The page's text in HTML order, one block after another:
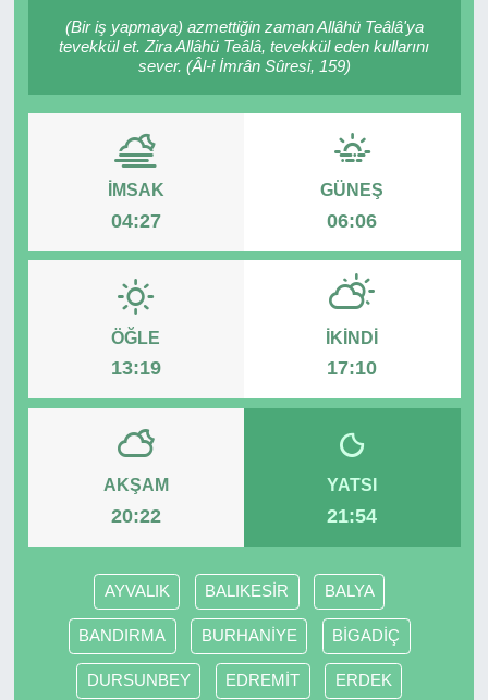
(Bir iş yapmaya) azmettiğin zaman Allâhü Teâlâ'ya
tevekkül et. Zira Allâhü Teâlâ, tevekkül eden kullarını
sever. (Âl-i İmrân Sûresi, 159)
İMSAK
04:27
GÜNEŞ
06:06
ÖĞLE
13:19
İKINDI
17:10
AKŞAM
20:22
YATSI
21:54
AYVALIK BALIKESİR BALYA
BANDIRMA BURHANİYE BİGADİÇ
DURSUNBEY EDREMİT ERDEK
RESMİ REKLAM